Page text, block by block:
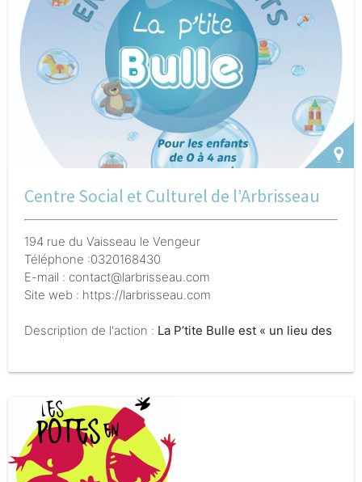
Centre Social et Culturel de l’Arbrisseau
194 rue du Vaisseau le Vengeur
Téléphone :0320168430
E-mail : contact@larbrisseau.com
Site web : https://larbrisseau.com
Description de l'action : La P’tite Bulle est « un lieu des
d’accueil, d’écoute et de socialisation. L’enfant
bénéficie d’un espace de jeux propice aux relations
parents-enfants. Ce lieu est destiné aux enfants de
moins de 5 ans, accompagnés d’un parent ou d’un
adulte référent. Les futurs parents sont également les